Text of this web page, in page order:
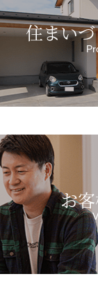
住まい
お